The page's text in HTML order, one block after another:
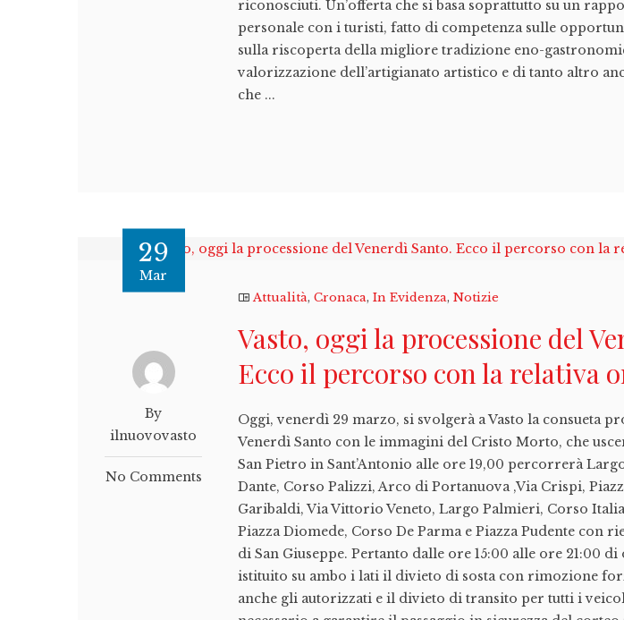
riconosciuti. Un’offerta che si basa soprattutto su un
personale con i turisti, fatto di competenza sulle
sulla riscoperta della migliore tradizione eno-
valorizzazione dell’artigianato artistico e di tanto altro
che ...
29
Mar
By
ilnuovovasto
No Comments
Attualità,Cronaca,In Evidenza,Notizie
Vasto, oggi la processione del
Ecco il percorso con la relativa
Oggi, venerdì 29 marzo, si svolgerà a Vasto la consueta
Venerdì Santo con le immagini del Cristo Morto, che
San Pietro in Sant’Antonio alle ore 19,00 percorrerà
Dante, Corso Palizzi, Arco di Portanuova ,Via Crispi,
Garibaldi, Via Vittorio Veneto, Largo Palmieri, Corso
Piazza Diomede, Corso De Parma e Piazza Pudente con
di San Giuseppe. Pertanto dalle ore 15:00 alle ore 21:00
istituito su ambo i lati il divieto di sosta con rimozione
anche gli autorizzati e il divieto di transito per tutti i